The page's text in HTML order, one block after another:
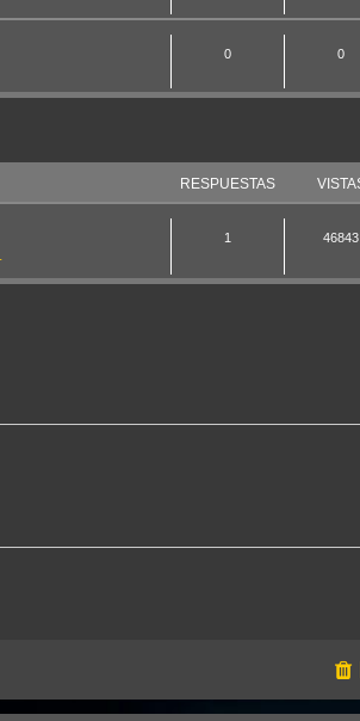
0 0
RESPUESTAS
1 46843